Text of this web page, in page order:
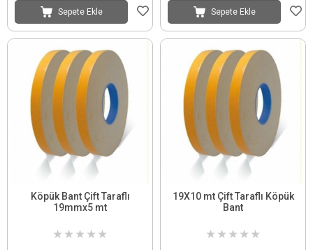
Sepete Ekle Sepete Ekle
Köpük Bant Çift Taraflı
19mmx5 mt
★ ★ ★ ★ ★
19X10 mt Çift Taraflı Köpük
Bant
★ ★ ★ ★ ★